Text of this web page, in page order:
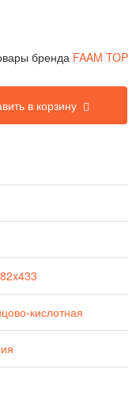
бренда FAAM TOP
в корзину
кислотная